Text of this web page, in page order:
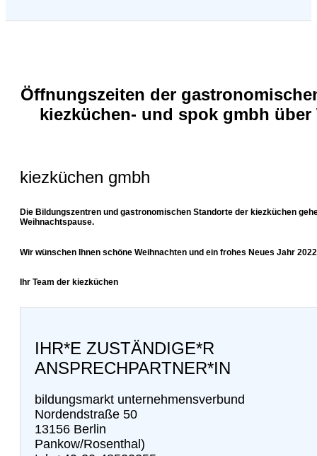
Öffnungszeiten der
kiezküchen- und spok gmbh
kiezküchen gmbh
Die Bildungszentren und gastronomischen Standorte der kiezküchen
Weihnachtspause.
Wir wünschen Ihnen schöne Weihnachten und ein frohes Neues Jahr
Ihr Team der kiezküchen
IHR*E ZUSTÄNDIGE*R
ANSPRECHPARTNER*IN
bildungsmarkt unternehmensverbund
Nordendstraße 50
13156 Berlin
Pankow/Rosenthal)